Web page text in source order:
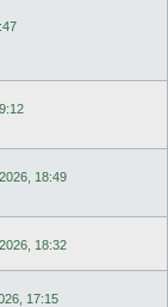
18:49
18:32
17:15